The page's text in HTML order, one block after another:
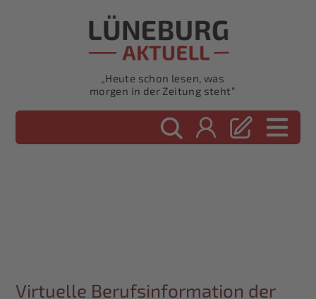
„Heute schon lesen, was
morgen in der Zeitung steht“
Virtuelle Berufsinformation der